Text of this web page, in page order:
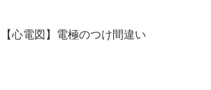
【心電図】電極のつけ間違い